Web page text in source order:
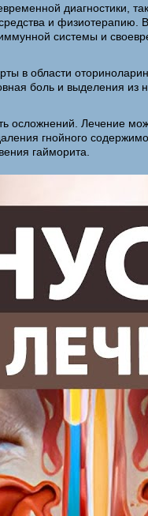
диагностики,
и физиотерапию.
системы и
в области
боль и выделения из
осложнений. Лечение
гнойного
гайморита.